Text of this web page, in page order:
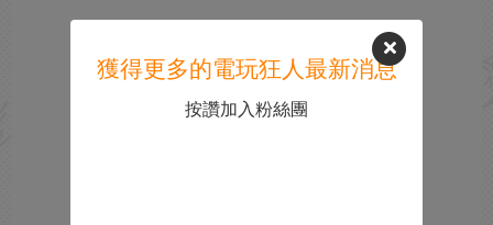
獲得更多的電玩狂人最新消息
按讚加入粉絲團